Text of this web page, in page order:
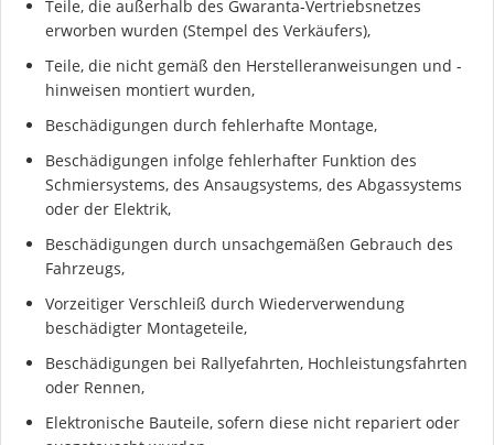
Teile, die außerhalb des Gwaranta-Vertriebsnetzes
erworben wurden (Stempel des Verkäufers),
Teile, die nicht gemäß den Herstelleranweisungen und -
hinweisen montiert wurden,
Beschädigungen durch fehlerhafte Montage,
Beschädigungen infolge fehlerhafter Funktion des
Schmiersystems, des Ansaugsystems, des Abgassystems
oder der Elektrik,
Beschädigungen durch unsachgemäßen Gebrauch des
Fahrzeugs,
Vorzeitiger Verschleiß durch Wiederverwendung
beschädigter Montageteile,
Beschädigungen bei Rallyefahrten, Hochleistungsfahrten
oder Rennen,
Elektronische Bauteile, sofern diese nicht repariert oder